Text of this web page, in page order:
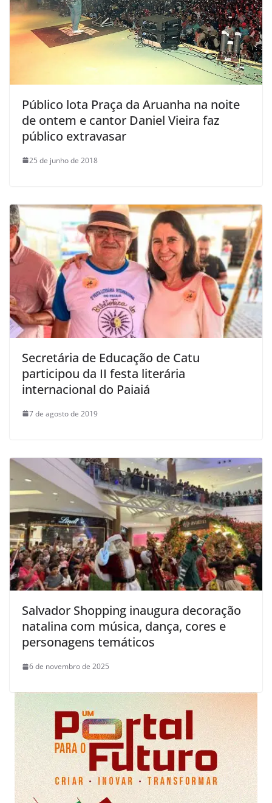
Público lota Praça da Aruanha na noite
de ontem e cantor Daniel Vieira faz
público extravasar
25 de junho de 2018
Secretária de Educação de Catu
participou da II festa literária
internacional do Paiaiá
7 de agosto de 2019
Salvador Shopping inaugura decoração
natalina com música, dança, cores e
personagens temáticos
6 de novembro de 2025